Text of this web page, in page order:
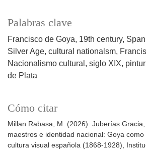
Palabras clave
Francisco de Goya 19th century
Silver Age cultural nationalsm
Nacionalismo cultural
siglo XIX
de Plata
Cómo citar
Millan Rabasa, M. (2026). Juberías
maestros e identidad nacional: Goya
cultura visual española (1868-1928),